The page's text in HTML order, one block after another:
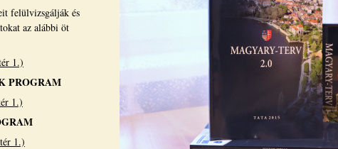
felülvizsgálják és
az alábbi öt
1.)
PROGRAM
1.)
1.)